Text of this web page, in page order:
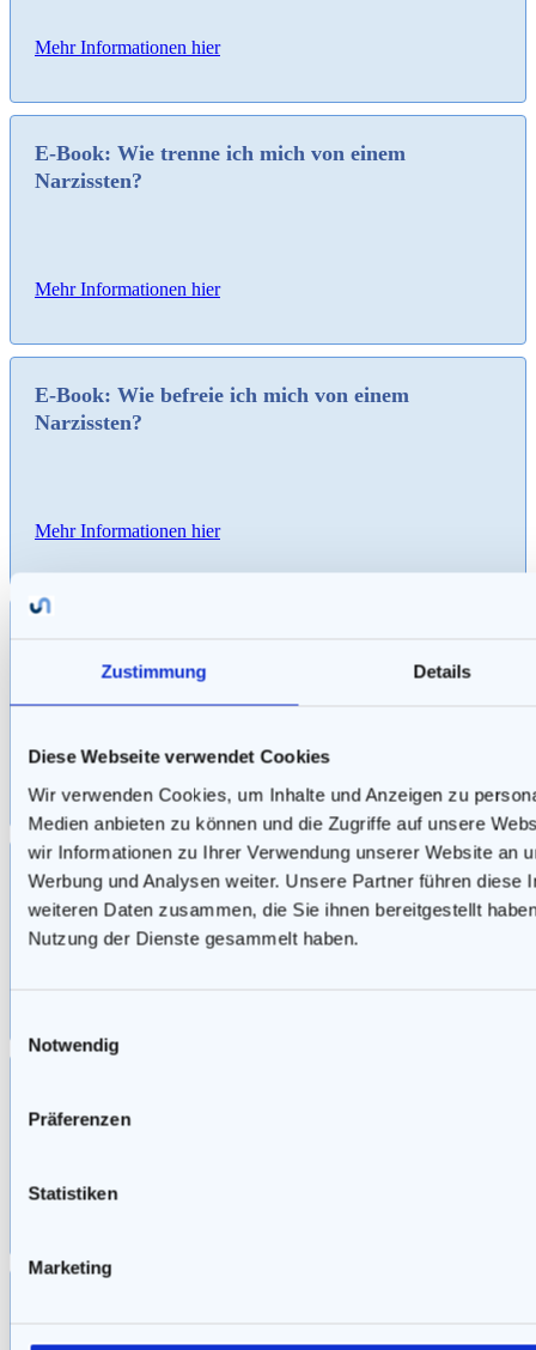
Zustimmung Details
Diese Webseite verwendet Cookies
Wir verwenden Cookies, um Inhalte und Anzeigen zu
Medien anbieten zu können und die Zugriffe auf unsere
wir Informationen zu Ihrer Verwendung unserer Website an
Werbung und Analysen weiter. Unsere Partner führen diese
weiteren Daten zusammen, die Sie ihnen bereitgestellt
Nutzung der Dienste gesammelt haben.
Notwendig
Präferenzen
Statistiken
Marketing
Mehr Informationen hier
E-Book: Wie trenne ich mich von einem
Narzissten?
Mehr Informationen hier
E-Book: Wie befreie ich mich von einem
Narzissten?
Mehr Informationen hier
Narzissten
E-Book: Das On-Off-Beziehungsdrama
Mehr Informationen hier